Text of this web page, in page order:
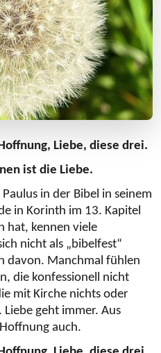
Liebe, diese drei.
ist die Liebe.
in der Bibel in seinem
in Korinth im 13. Kapitel
hat, kennen viele
nicht als „bibelfest“
davon. Manchmal fühlen
die konfessionell nicht
mit Kirche nichts oder
geht immer. Aus
auch.